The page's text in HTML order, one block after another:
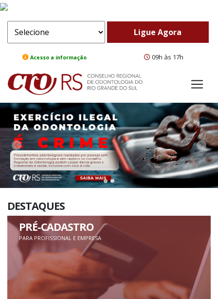
Acesso a informação 09h às 17h
ComeBack
DESTAQUES
PRÉ-CADASTRO
PARA PROFISSIONAL E EMPRESA